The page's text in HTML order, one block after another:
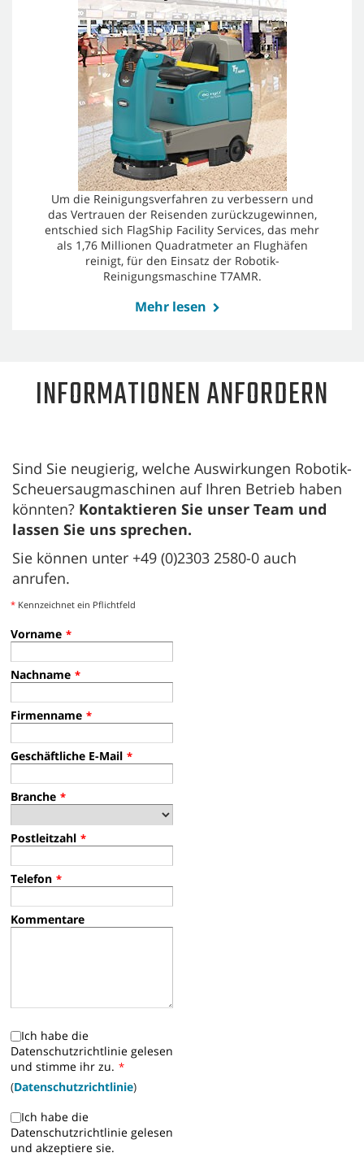
Um die Reinigungsverfahren zu verbessern und
das Vertrauen der Reisenden zurückzugewinnen,
entschied sich FlagShip Facility Services, das mehr
als 1,76 Millionen Quadratmeter an Flughäfen
reinigt, für den Einsatz der Robotik-
Reinigungsmaschine T7AMR.
Mehr lesen
INFORMATIONEN ANFORDERN
Sind Sie neugierig, welche Auswirkungen Robotik-
Scheuersaugmaschinen auf Ihren Betrieb haben
könnten? Kontaktieren Sie unser Team und
lassen Sie uns sprechen.
Sie können unter +49 (0)2303 2580-0 auch
anrufen.
* Kennzeichnet ein Pflichtfeld
Vorname *
Nachname *
Firmenname *
Geschäftliche E-Mail *
Branche *
Postleitzahl *
Telefon *
Kommentare
Ich habe die
Datenschutzrichtlinie gelesen
und stimme ihr zu. *
(Datenschutzrichtlinie)
Ich habe die
Datenschutzrichtlinie gelesen
und akzeptiere sie.